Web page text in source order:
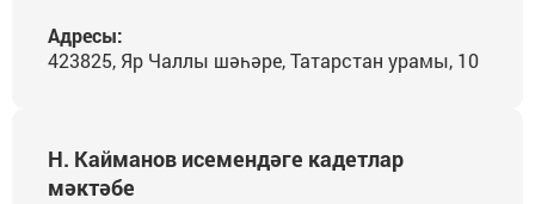
Адресы:
423825, Яр Чаллы шәһәре, Татарстан урамы, 10
Н. Кайманов исемендәге кадетлар
мәктәбе